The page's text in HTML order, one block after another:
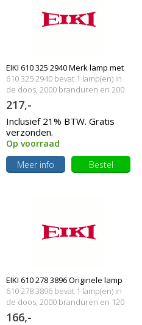
EIKI 610 325 2940 Merk lamp met
behuizing
610 325 2940 bevat 1 lamp(en) in
de doos, 2000 branduren en 200
Watt
217,-
Inclusief 21% BTW. Gratis
verzonden.
Op voorraad
Meer info
Bestel
EIKI 610 278 3896 Originele lamp
met behuizing
610 278 3896 bevat 1 lamp(en) in
de doos, 2000 branduren en 120
Watt
166,-